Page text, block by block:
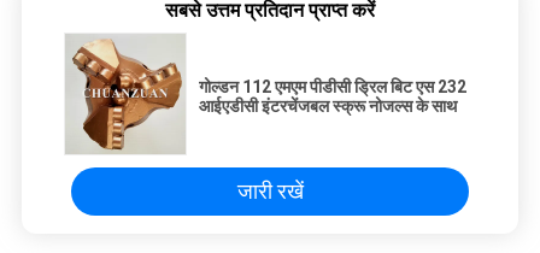
सबसे उत्तम प्रतिदान प्राप्त करें
गोल्डन 112 एमएम पीडीसी ड्रिल बिट एस 232
आईएडीसी इंटरचेंजबल स्क्रू नोजल्स के साथ
जारी रखें